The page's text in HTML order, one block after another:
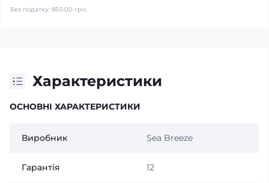
Без податку: 850.00 грн.
Характеристики
ОСНОВНІ ХАРАКТЕРИСТИКИ
Виробник Sea Breeze
Гарантія 12